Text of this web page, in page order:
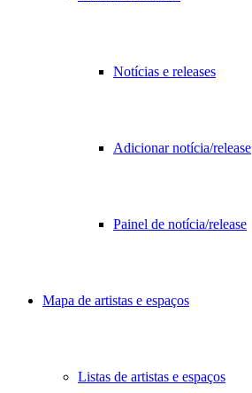
Notícias e releases
Adicionar notícia/release
Painel de notícia/release
Mapa de artistas e espaços
Listas de artistas e espaços